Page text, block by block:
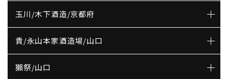
玉川/木下酒造/京都府
貴/永山本家酒造場/山口
獺祭/山口